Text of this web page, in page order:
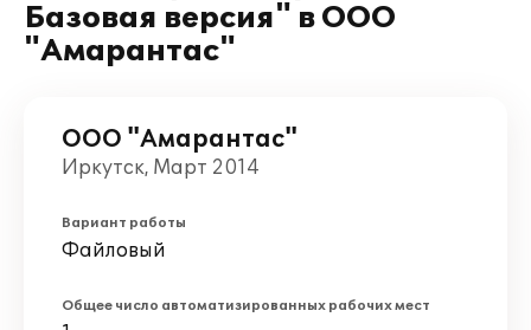
Базовая версия" в ООО
"Амарантас"
ООО "Амарантас"
Иркутск, Март 2014
Вариант работы
Файловый
Общее число автоматизированных рабочих мест